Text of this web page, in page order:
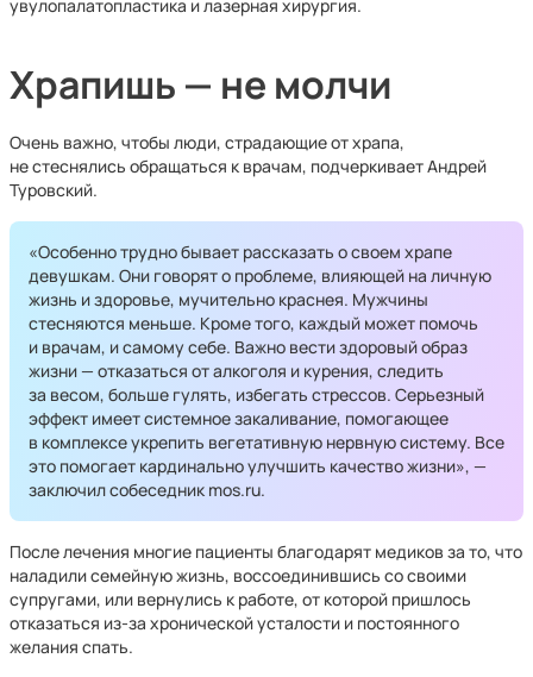
увулопалатопластика и лазерная хирургия.
Храпишь — не молчи
Очень важно, чтобы люди, страдающие от храпа,
не стеснялись обращаться к врачам, подчеркивает Андрей
Туровский.
«Особенно трудно бывает рассказать о своем храпе
девушкам. Они говорят о проблеме, влияющей на личную
жизнь и здоровье, мучительно краснея. Мужчины
стесняются меньше. Кроме того, каждый может помочь
и врачам, и самому себе. Важно вести здоровый образ
жизни — отказаться от алкоголя и курения, следить
за весом, больше гулять, избегать стрессов. Серьезный
эффект имеет системное закаливание, помогающее
в комплексе укрепить вегетативную нервную систему. Все
это помогает кардинально улучшить качество жизни», —
заключил собеседник mos.ru.
После лечения многие пациенты благодарят медиков за то, что
наладили семейную жизнь, воссоединившись со своими
супругами, или вернулись к работе, от которой пришлось
отказаться из-за хронической усталости и постоянного
желания спать.